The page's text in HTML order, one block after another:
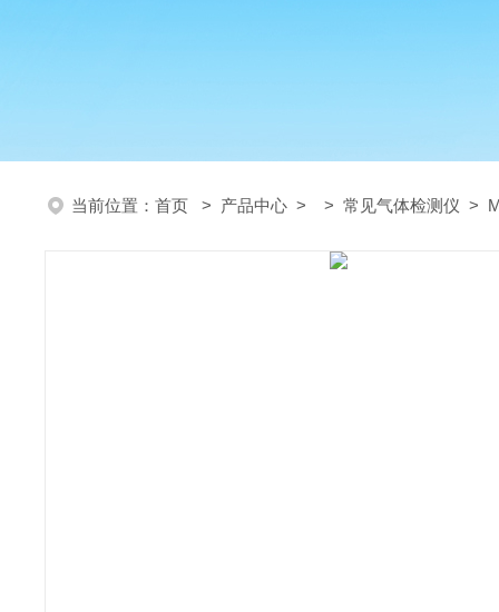
当前位置： 首页 > 产品中心 > > 常见气体检测仪 >